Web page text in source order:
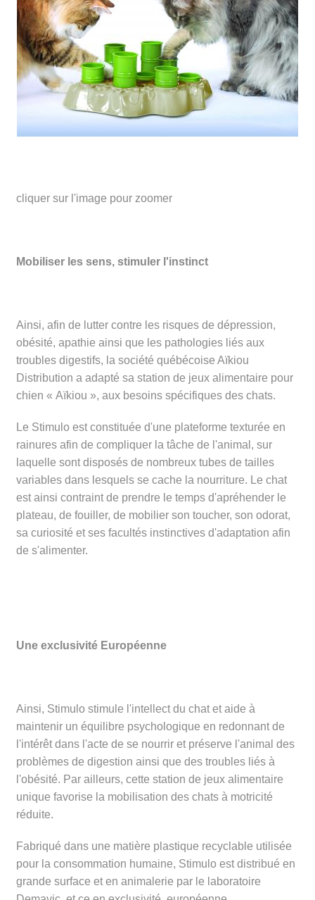
cliquer sur l'image pour zoomer
Mobiliser les sens, stimuler l'instinct
Ainsi, afin de lutter contre les risques de dépression,
obésité, apathie ainsi que les pathologies liés aux
troubles digestifs, la société québécoise Aïkiou
Distribution a adapté sa station de jeux alimentaire pour
chien « Aïkiou », aux besoins spécifiques des chats.
Le Stimulo est constituée d'une plateforme texturée en
rainures afin de compliquer la tâche de l'animal, sur
laquelle sont disposés de nombreux tubes de tailles
variables dans lesquels se cache la nourriture. Le chat
est ainsi contraint de prendre le temps d'apréhender le
plateau, de fouiller, de mobilier son toucher, son odorat,
sa curiosité et ses facultés instinctives d'adaptation afin
de s'alimenter.
Une exclusivité Européenne
Ainsi, Stimulo stimule l'intellect du chat et aide à
maintenir un équilibre psychologique en redonnant de
l'intérêt dans l'acte de se nourrir et préserve l'animal des
problèmes de digestion ainsi que des troubles liés à
l'obésité. Par ailleurs, cette station de jeux alimentaire
unique favorise la mobilisation des chats à motricité
réduite.
Fabriqué dans une matière plastique recyclable utilisée
pour la consommation humaine, Stimulo est distribué en
grande surface et en animalerie par le laboratoire